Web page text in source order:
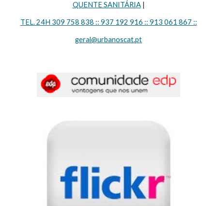
QUENTE SANITÁRIA |
TEL. 24H 309 758 838 :: 937 192 916 :: 913 061 867 ::
geral@urbanoscat.pt